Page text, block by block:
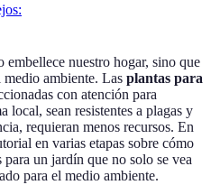
nuestro hogar, sino que
ambiente. Las plantas para
con atención para
local, sean resistentes a plagas y
requieran menos recursos. En
en varias etapas sobre cómo
para un jardín que no solo se vea
para el medio ambiente.